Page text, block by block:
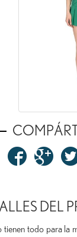
DEL
todo para la